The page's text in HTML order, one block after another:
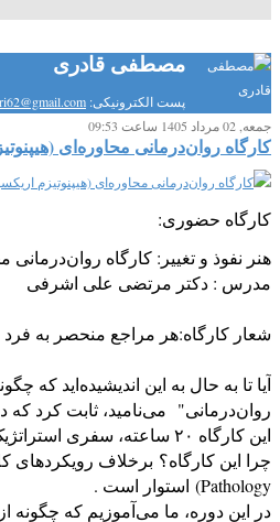
مصطفی قادری
پست الکترونیکی:
جمعه, 02 مرداد 1405 ساعت 09:53
کارگاه روان‌درمانی محاوره‌ای
کارگاه حضوری:
هنر نفوذ و تغییر: کارگاه روان‌درمانی
مدرس : دکتر مرتضی علی اشرفی
شعار کارگاه:هر مراجع منحصر به
آیا تا به حال به این اندیشیده‌اید
روان‌درمانی" می‌نامید، ثابت کرد
این کارگاه ۲۰ ساعته، سفری استراتژیک به دنیای پیچیده‌ی هیپنوتیزم محاوره‌ای؛ جایی که مرزهای میان گفتگوی عادی و القای درمانی محو می‌شوند.
Pathology) استوار است .
در این دوره، ما می‌آموزیم که چگونه